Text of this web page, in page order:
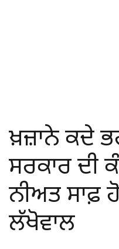
ਖ਼ਜ਼ਾਨੇ ਕਦੇ
ਸਰਕਾਰ ਦੀ
ਨੀਅਤ ਸਾਫ਼
ਲੱਖੋਵਾਲ